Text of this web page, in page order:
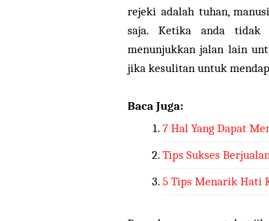
rejeki adalah tuhan,
saja. Ketika anda tidak
menunjukkan jalan lain
jika kesulitan untuk
Baca Juga:
7 Hal Yang Dapat
Tips Sukses
5 Tips Menarik Hati